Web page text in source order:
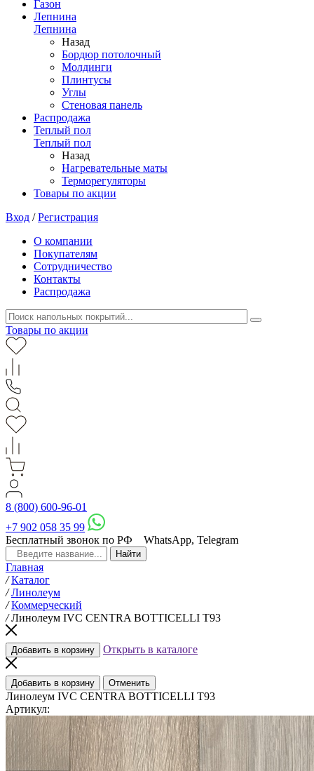
Газон
Лепнина
Лепнина
Назад
Бордюр потолочный
Молдинги
Плинтусы
Углы
Стеновая панель
Распродажа
Теплый пол
Теплый пол
Назад
Нагревательные маты
Терморегуляторы
Товары по акции
Вход /Регистрация
О компании
Покупателям
Сотрудничество
Контакты
Распродажа
Товары по акции
8 (800) 600-96-01
+7 902 058 35 99
Бесплатный звонок по РФ
WhatsApp, Telegram
Главная
/ Каталог
/ Линолеум
/ Коммерческий
/ Линолеум IVC CENTRA BOTTICELLI Т93
Добавить в корзину Открыть в каталоге
Добавить в корзину Отменить
Линолеум IVC CENTRA BOTTICELLI Т93
Артикул: